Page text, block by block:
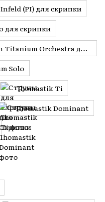
(PI) для скрипки
для скрипки
Струны Thomastik Vision Titanium Orchestra для скрипки
Solo
Thomastik Ti
Thomastik Dominant